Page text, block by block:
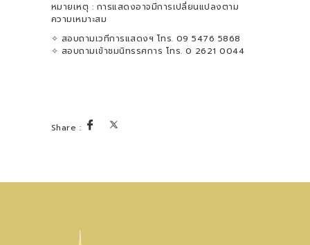
หมายเหตุ : การแสดงอาจมีการเปลี่ยนแปลงตาม
ความเหมาะสม
✧ สอบถามเวทีการแสดงฯ โทร. 09 5476 5868
✧ สอบถามเข้าชมนิทรรศการ โทร. 0 2621 0044